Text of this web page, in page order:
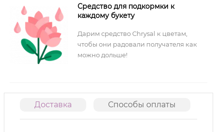
Средство для подкормки к
каждому букету
Дарим средство Chrysal к цветам,
чтобы они радовали получателя как
можно дольше!
Доставка Способы оплаты